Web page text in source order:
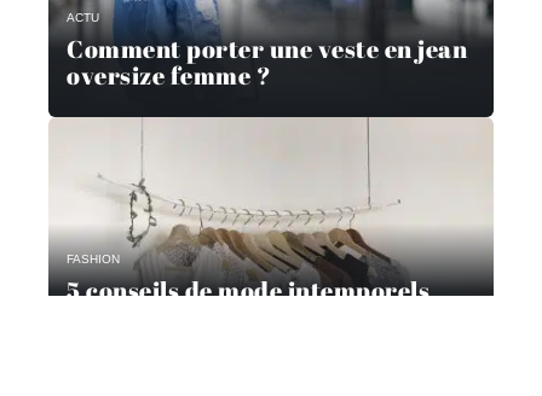
ACTU
Comment porter une veste en jean
oversize femme ?
FASHION
5 conseils de mode intemporels